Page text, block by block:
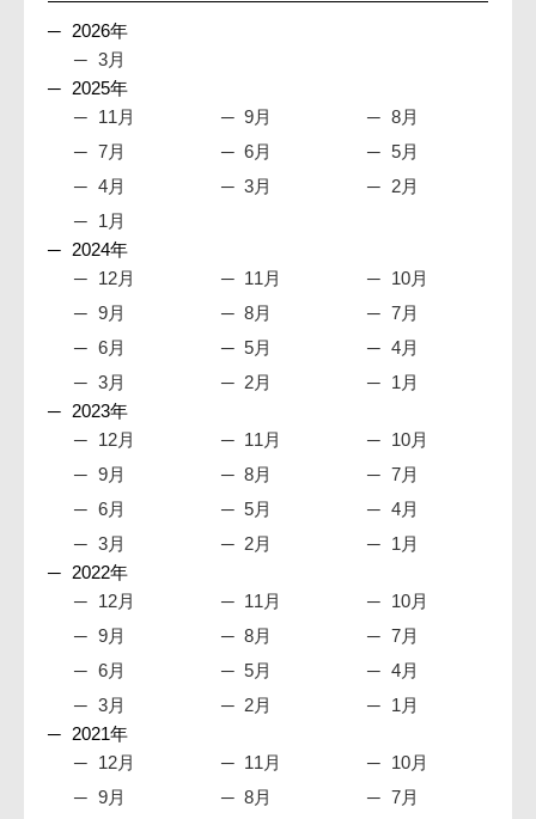
2026年
3月
2025年
11月
9月
8月
7月
6月
5月
4月
3月
2月
1月
2024年
12月
11月
10月
9月
8月
7月
6月
5月
4月
3月
2月
1月
2023年
12月
11月
10月
9月
8月
7月
6月
5月
4月
3月
2月
1月
2022年
12月
11月
10月
9月
8月
7月
6月
5月
4月
3月
2月
1月
2021年
12月
11月
10月
9月
8月
7月